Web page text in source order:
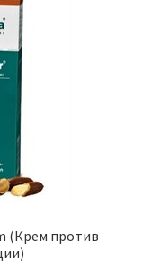
(Крем против